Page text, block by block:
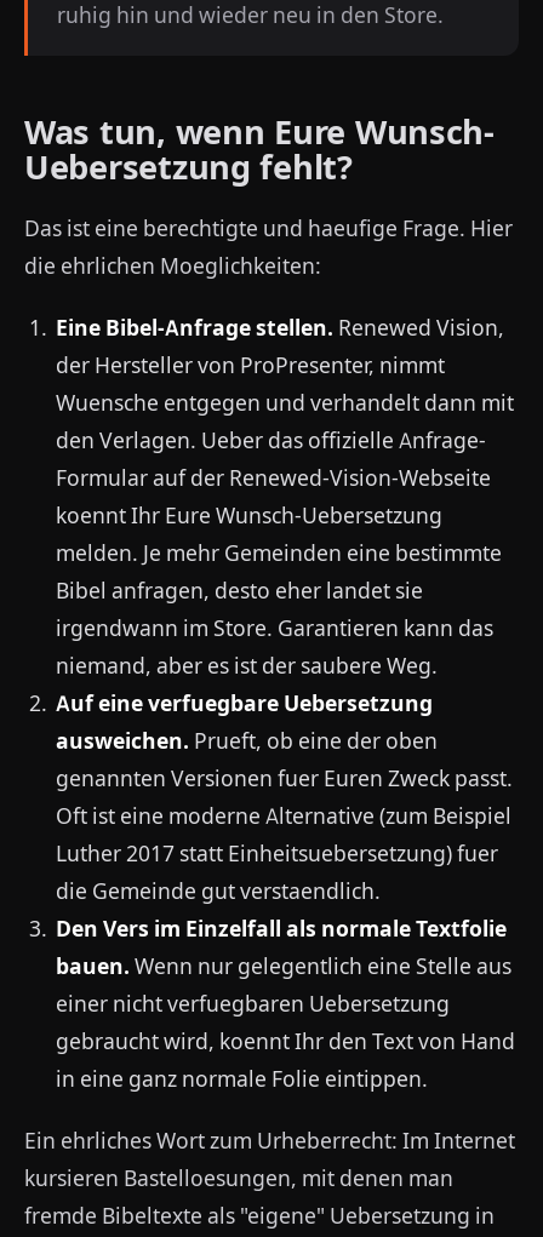
ruhig hin und wieder neu in den Store.
Was tun, wenn Eure Wunsch-
Uebersetzung fehlt?
Das ist eine berechtigte und haeufige Frage. Hier
die ehrlichen Moeglichkeiten:
Eine Bibel-Anfrage stellen. Renewed Vision,
der Hersteller von ProPresenter, nimmt
Wuensche entgegen und verhandelt dann mit
den Verlagen. Ueber das offizielle Anfrage-
Formular auf der Renewed-Vision-Webseite
koennt Ihr Eure Wunsch-Uebersetzung
melden. Je mehr Gemeinden eine bestimmte
Bibel anfragen, desto eher landet sie
irgendwann im Store. Garantieren kann das
niemand, aber es ist der saubere Weg.
Auf eine verfuegbare Uebersetzung
ausweichen. Prueft, ob eine der oben
genannten Versionen fuer Euren Zweck passt.
Oft ist eine moderne Alternative (zum Beispiel
Luther 2017 statt Einheitsuebersetzung) fuer
die Gemeinde gut verstaendlich.
Den Vers im Einzelfall als normale Textfolie
bauen. Wenn nur gelegentlich eine Stelle aus
einer nicht verfuegbaren Uebersetzung
gebraucht wird, koennt Ihr den Text von Hand
in eine ganz normale Folie eintippen.
Ein ehrliches Wort zum Urheberrecht: Im Internet
kursieren Bastelloesungen, mit denen man
fremde Bibeltexte als "eigene" Uebersetzung in